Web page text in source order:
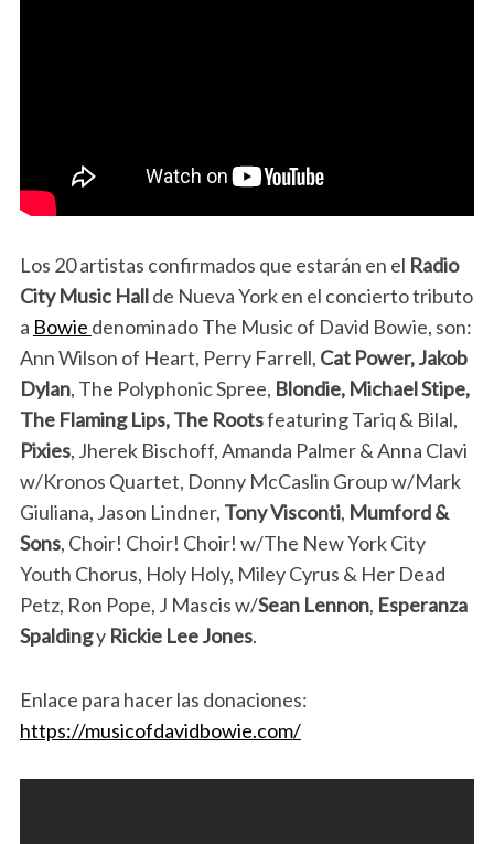
Los 20 artistas confirmados que estarán en el Radio
City Music Hallde Nueva York en el concierto tributo
a Bowie denominado The Music of David Bowie, son:
Ann Wilson of Heart, Perry Farrell, Cat Power, Jakob
Dylan, The Polyphonic Spree, Blondie, Michael Stipe,
The Flaming Lips, The Rootsfeaturing Tariq & Bilal,
Pixies, Jherek Bischoff, Amanda Palmer & Anna Clavi
w/Kronos Quartet, Donny McCaslin Group w/Mark
Giuliana, Jason Lindner, Tony Visconti, Mumford &
Sons, Choir! Choir! Choir! w/The New York City
Youth Chorus, Holy Holy, Miley Cyrus & Her Dead
Petz, Ron Pope, J Mascis w/Sean Lennon, Esperanza
Spaldingy Rickie Lee Jones.
Enlace para hacer las donaciones:
https://musicofdavidbowie.com/